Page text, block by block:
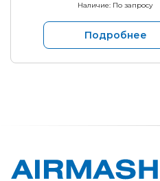
Наличие: По запросу
Подробнее